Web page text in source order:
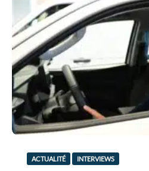
ACTUALITÉ INTERVIEWS